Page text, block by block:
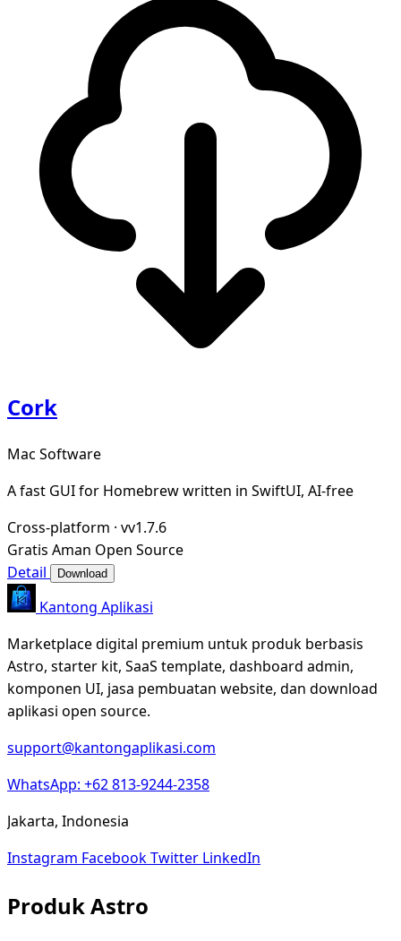
Cork
Mac Software
A fast GUI for Homebrew written in SwiftUI, AI-free
Cross-platform · vv1.7.6
Gratis Aman Open Source
Detail
Download
Kantong Aplikasi
Marketplace digital premium untuk produk berbasis
Astro, starter kit, SaaS template, dashboard admin,
komponen UI, jasa pembuatan website, dan download
aplikasi open source.
support@kantongaplikasi.com
WhatsApp: +62 813-9244-2358
Jakarta, Indonesia
Instagram FacebookTwitter LinkedIn
Produk Astro